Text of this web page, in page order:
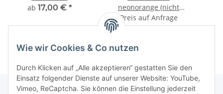
ab 17,00 € *
neonorange (nicht
bestickbar)
Preis auf Anfrage
Wie wir Cookies & Co nutzen
Durch Klicken auf „Alle akzeptieren“ gestatten Sie den
Einsatz folgender Dienste auf unserer Website: YouTube,
Vimeo, ReCaptcha. Sie können die Einstellung jederzeit